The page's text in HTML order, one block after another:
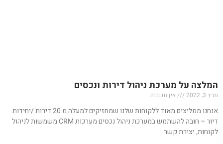
המלצה על מערכת ניהול דירות ונכסים
מרץ 3, 2022 אין תגובות
אנחנו ממליצים מאוד ללקוחות שלנו שמחזיקים למעלה מ 20 דירות /יחידות
דיור – חובה להשתמש במערכת ניהול נכסים מערכות CRM משמשות לניהול
לקוחות, יצירת קשר